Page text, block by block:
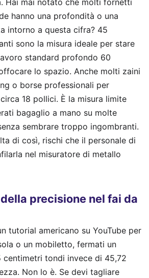
Hai mai notato che molti fornetti
hanno una profondità o una
intorno a questa cifra? 45
sono la misura ideale per stare
standard profondo 60
lo spazio. Anche molti zaini
o borse professionali per
18 pollici. È la misura limite
bagaglio a mano su molte
sembrare troppo ingombranti.
di così, rischi che il personale di
nel misuratore di metallo
precisione nel fai da
tutorial americano su YouTube per
o un mobiletto, fermati un
centimetri tondi invece di 45,72
Non lo è. Se devi tagliare